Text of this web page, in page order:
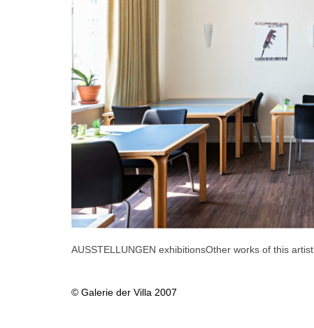
AUSSTELLUNGEN exhibitionsOther works of this artist
© Galerie der Villa 2007